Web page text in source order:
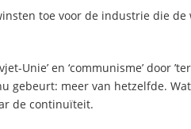
toe voor de industrie die
Unie’ en ‘communisme’ door
gebeurt: meer van hetzelfde.
de continuïteit.